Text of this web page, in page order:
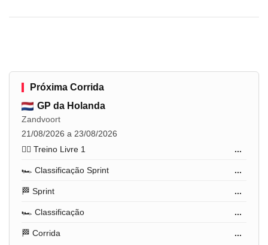
Próxima Corrida
GP da Holanda
Zandvoort
21/08/2026 a 23/08/2026
🏋️‍♂️ Treino Livre 1
...
🏎️ Classificação Sprint ...
🏁 Sprint ...
🏎️ Classificação ...
🏁 Corrida ...